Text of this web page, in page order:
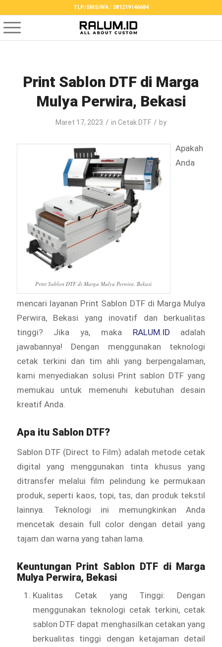
TLP/SMS/WA : 081219146684
Print Sablon DTF di Marga
Mulya Perwira, Bekasi
Maret 17, 2023 / in Cetak DTF / by
Print Sablon DTF di Marga Mulya Perwira, Bekasi
Apakah
Anda
mencari layanan Print Sablon DTF di Marga Mulya
Perwira, Bekasi yang inovatif dan berkualitas
tinggi? Jika ya, maka RALUM.ID adalah
jawabannya! Dengan menggunakan teknologi
cetak terkini dan tim ahli yang berpengalaman,
kami menyediakan solusi Print sablon DTF yang
memukau untuk memenuhi kebutuhan desain
kreatif Anda.
Apa itu Sablon DTF?
Sablon DTF (Direct to Film) adalah metode cetak
digital yang menggunakan tinta khusus yang
ditransfer melalui film pelindung ke permukaan
produk, seperti kaos, topi, tas, dan produk tekstil
lainnya. Teknologi ini memungkinkan Anda
mencetak desain full color dengan detail yang
tajam dan warna yang tahan lama.
Keuntungan Print Sablon DTF di Marga
Mulya Perwira, Bekasi
Kualitas Cetak yang Tinggi: Dengan
menggunakan teknologi cetak terkini, cetak
sablon DTF dapat menghasilkan cetakan yang
berkualitas tinggi dengan ketajaman detail